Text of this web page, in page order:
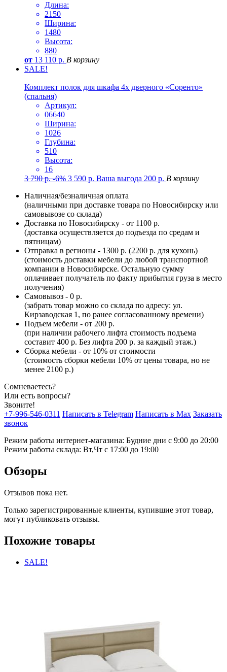
Длина:
2150
Ширина:
1480
Высота:
880
от 13 110 р. В корзину
SALE!
Комплект полок для шкафа 4х дверного «Соренто»
(спальня)
Артикул:
06640
Ширина:
1026
Глубина:
510
Высота:
16
3 790р. -6% 3 590 р. Ваша выгода 200 р. В корзину
Наличная/безналичная оплата
(наличными при доставке товара по Новосибирску или
самовывозе со склада)
Доставка по Новосибирску - от 1100 р.
(доставка осуществляется до подъезда по средам и
пятницам)
Отправка в регионы - 1300 р. (2200 р. для кухонь)
(стоимость доставки мебели до любой транспортной
компании в Новосибирске. Остальную сумму
оплачивает получатель по факту прибытия груза в место
получения)
Самовывоз - 0 р.
(забрать товар можно со склада по адресу: ул.
Кирзаводская 1, по ранее согласованному времени)
Подъем мебели - от 200 р.
(при наличии рабочего лифта стоимость подъема
составит 400 р. Без лифта 200 р. за каждый этаж.)
Сборка мебели - от 10% от стоимости
(стоимость сборки мебели 10% от цены товара, но не
менее 2100 р.)
Сомневаетесь?
Или есть вопросы?
Звоните!
+7-996-546-0311 Написать в Telegram Написать в Max Заказать
звонок
Режим работы интернет-магазина: Будние дни с 9:00 до 20:00
Режим работы склада: Вт,Чт с 17:00 до 19:00
Обзоры
Отзывов пока нет.
Только зарегистрированные клиенты, купившие этот товар,
могут публиковать отзывы.
Похожие товары
SALE!